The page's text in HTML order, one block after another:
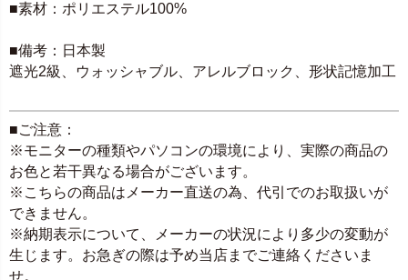
■素材：ポリエステル100%
■備考：日本製
遮光2級、ウォッシャブル、アレルブロック、形状記憶加工
■ご注意：
※モニターの種類やパソコンの環境により、実際の商品の
お色と若干異なる場合がございます。
※こちらの商品はメーカー直送の為、代引でのお取扱いが
できません。
※納期表示について、メーカーの状況により多少の変動が
生じます。お急ぎの際は予め当店までご連絡くださいま
せ。